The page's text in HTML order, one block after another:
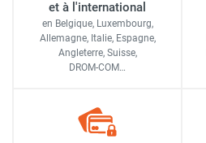
et à l'international
en Belgique, Luxembourg,
Allemagne, Italie, Espagne,
Angleterre, Suisse,
DROM-COM…